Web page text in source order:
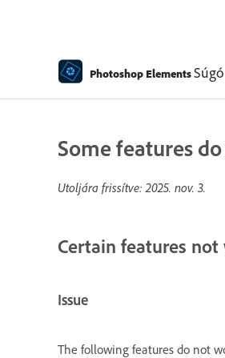
Photoshop ElementsSúgó
Some features
Utoljára frissítve:2025. nov. 3.
Certain features
Issue
The following features do not